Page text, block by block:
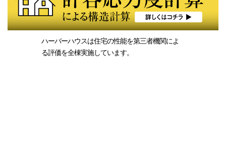
ハーバーハウスは住宅の性能を第三者機関によ
る評価を全棟実施しています。